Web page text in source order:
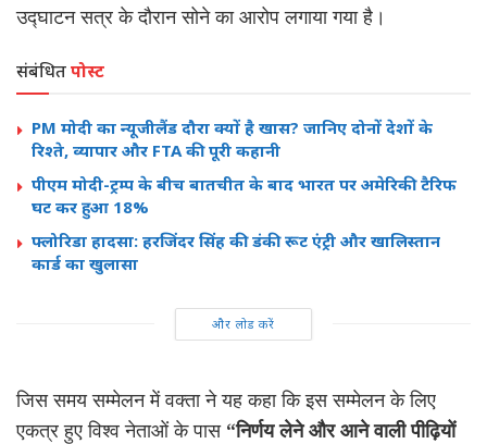
उद्घाटन सत्र के दौरान सोने का आरोप लगाया गया है।
संबंधितपोस्ट
PM मोदी का न्यूजीलैंड दौरा क्यों है खास? जानिए दोनों देशों के
रिश्ते, व्यापार और FTA की पूरी कहानी
पीएम मोदी-ट्रम्प के बीच बातचीत के बाद भारत पर अमेरिकी टैरिफ
घट कर हुआ 18%
फ्लोरिडा हादसा: हरजिंदर सिंह की डंकी रूट एंट्री और खालिस्तान
कार्ड का खुलासा
और लोड करें
जिस समय सम्मेलन में वक्ता ने यह कहा कि इस सम्मेलन के लिए
एकत्र हुए विश्व नेताओं के पास “निर्णय लेने और आने वाली पीढ़ियों